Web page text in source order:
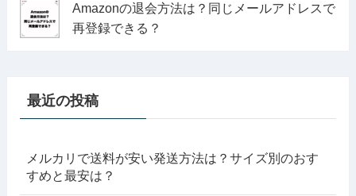
Amazonの退会方法は？同じメールアドレスで
再登録できる？
最近の投稿
メルカリで送料が安い発送方法は？サイズ別のおす
すめと最安は？